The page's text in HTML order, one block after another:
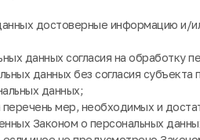
достоверные информацию
данных согласия на обработку
данных без согласия субъекта
данных;
мер, необходимых и
Законом о персональных